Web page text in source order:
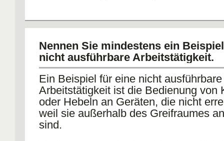
Nennen Sie mindestens ein
nicht ausführbare Arbeitstätigkeit.
Ein Beispiel für eine nicht ausführbare
Arbeitstätigkeit ist die Bedienung von
oder Hebeln an Geräten, die nicht
weil sie außerhalb des Greifraumes
sind.